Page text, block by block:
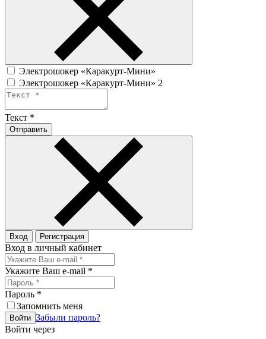
Электрошокер «Каракурт-Мини»
Электрошокер «Каракурт-Мини» 2
Текст *
Отправить
Вход Регистрация
Вход в личный кабинет
Укажите Ваш e-mail *
Пароль *
Запомнить меня
Войти Забыли пароль?
Войти через